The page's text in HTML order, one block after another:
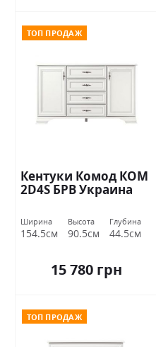
ТОП ПРОДАЖ
Кентуки Комод КОМ
2D4S БРВ Украина
Ширина
154.5см
Высота
90.5см
Глубина
44.5см
15 780 грн
ТОП ПРОДАЖ